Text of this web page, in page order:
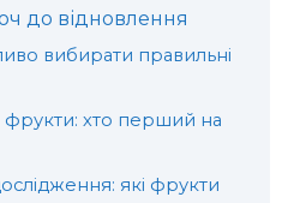
до відновлення
вибирати правильні
фрукти: хто перший на
які фрукти